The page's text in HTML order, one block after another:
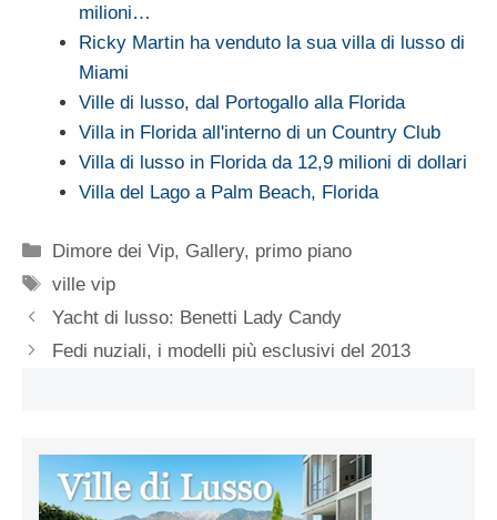
milioni…
Ricky Martin ha venduto la sua villa di lusso di
Miami
Ville di lusso, dal Portogallo alla Florida
Villa in Florida all'interno di un Country Club
Villa di lusso in Florida da 12,9 milioni di dollari
Villa del Lago a Palm Beach, Florida
Categorie
Dimore dei Vip, Gallery, primo piano
Tag
ville vip
Yacht di lusso: Benetti Lady Candy
Fedi nuziali, i modelli più esclusivi del 2013